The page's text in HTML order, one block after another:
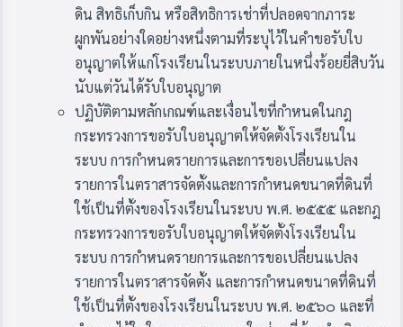
ดิน สิทธิเก็บกิน หรือสิทธิการเช่าที่ปลอดจากภาระ
ผูกพันอย่างใดอย่างหนึ่งตามที่ระบุไว้ในคำขอรับใบ
อนุญาตให้แก่โรงเรียนในระบบภายในหนึ่งร้อยยี่สิบวัน
นับแต่วันได้รับใบอนุญาต
ปฏิบัติตามหลักเกณฑ์และเงื่อนไขที่กำหนดในกฎ
กระทรวงการขอรับใบอนุญาตให้จัดตั้งโรงเรียนใน
ระบบ การกำหนดรายการและการขอเปลี่ยนแปลง
รายการในตราสารจัดตั้งและการกำหนดขนาดที่ดินที่
ใช้เป็นที่ตั้งของโรงเรียนในระบบ พ.ศ. ๒๕๕๕ และกฎ
กระทรวงการขอรับใบอนุญาตให้จัดตั้งโรงเรียนใน
ระบบ การกำหนดรายการและการขอเปลี่ยนแปลง
รายการในตราสารจัดตั้ง และการกำหนดขนาดที่ดินที่
ใช้เป็นที่ตั้งของโรงเรียนในระบบ พ.ศ. ๒๕๖๐ และที่